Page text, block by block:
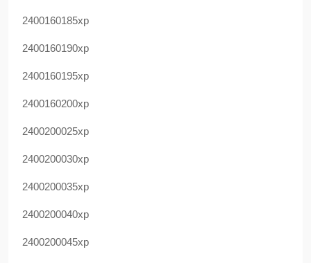
2400160185xp
2400160190xp
2400160195xp
2400160200xp
2400200025xp
2400200030xp
2400200035xp
2400200040xp
2400200045xp